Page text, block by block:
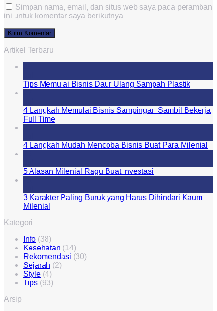
Simpan nama, email, dan situs web saya pada peramban
ini untuk komentar saya berikutnya.
Artikel Terbaru
Tips Memulai Bisnis Daur Ulang Sampah Plastik
4 Langkah Memulai Bisnis Sampingan Sambil Bekerja
Full Time
4 Langkah Mudah Mencoba Bisnis Buat Para Milenial
5 Alasan Milenial Ragu Buat Investasi
3 Karakter Paling Buruk yang Harus Dihindari Kaum
Milenial
Kategori
Info (38)
Kesehatan (14)
Rekomendasi (30)
Sejarah (2)
Style (4)
Tips (93)
Arsip